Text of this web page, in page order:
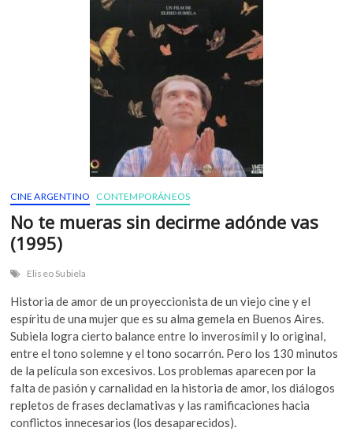
CINE ARGENTINO CONTEMPORÁNEOS
No te mueras sin decirme adónde vas
(1995)
Eliseo Subiela
Historia de amor de un proyeccionista de un viejo cine y el
espíritu de una mujer que es su alma gemela en Buenos Aires.
Subiela logra cierto balance entre lo inverosímil y lo original,
entre el tono solemne y el tono socarrón. Pero los 130 minutos
de la película son excesivos. Los problemas aparecen por la
falta de pasión y carnalidad en la historia de amor, los diálogos
repletos de frases declamativas y las ramificaciones hacia
conflictos innecesarios (los desaparecidos).